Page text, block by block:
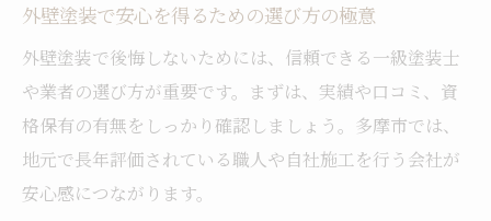
外壁塗装で安心を得るための選び方の極意
外壁塗装で後悔しないためには、信頼できる一級塗装士
や業者の選び方が重要です。まずは、実績や口コミ、資
格保有の有無をしっかり確認しましょう。多摩市では、
地元で長年評価されている職人や自社施工を行う会社が
安心感につながります。